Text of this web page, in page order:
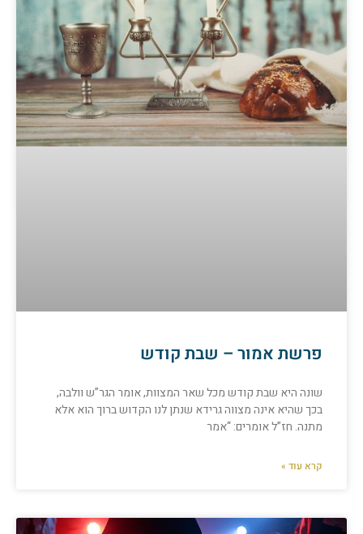
פרשת אמור – שבת קודש
שונה היא שבת קודש מכל שאר המצוות, אומר הגר”ש וולבה,
בכך שהיא אינה מצווה גרידא שנתן לנו הקדוש ברוך הוא אלא
מתנה. חז”ל אומרים: “אמר
קרא עוד »